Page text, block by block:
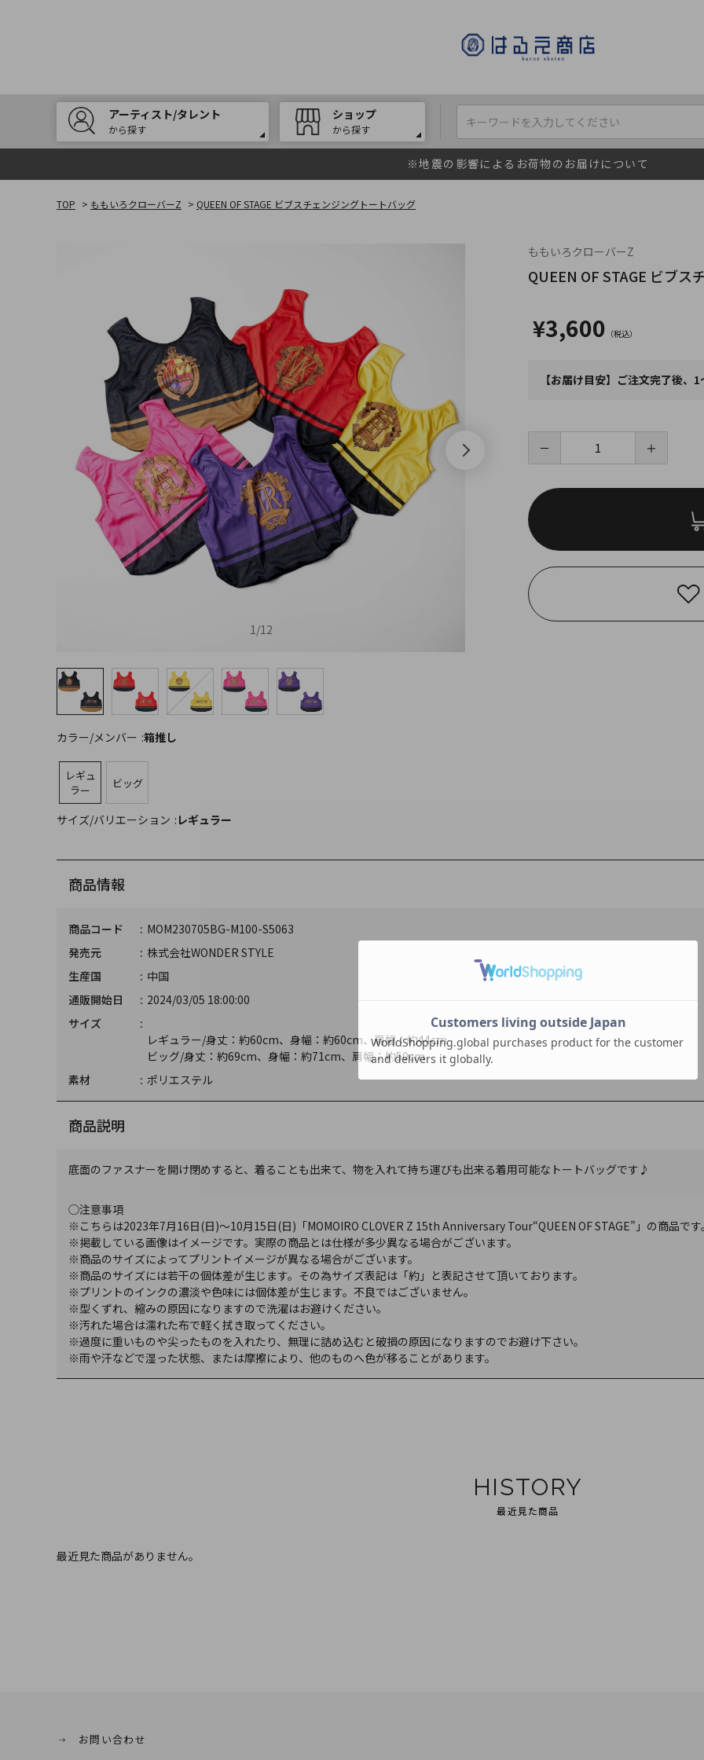
アーティスト/タレント
から探す
ショップ
から探す
※地震の影響によるお荷物のお届けについて
TOP > ももいろクローバーZ > QUEEN OF STAGE ビブスチェンジングトートバッグ
1/12
カラー/メンバー 箱推し
レギュ
ラー
ビッグ
サイズ/バリエーション レギュラー
ももいろクローバーZ
QUEEN OF STAGE ビブス
¥3,600
【お届け目安】ご注文完了後、
－ ＋
商品情報
商品コード
MOM230705BG-M100-S5063
発売元
株式会社WONDER STYLE
生産国
中国
通販開始日
2024/03/05 18:00:00
サイズ
レギュラー/身丈：約60cm、身幅：約60cm、肩幅：約44cm
ビッグ/身丈：約69cm、身幅：約71cm、肩幅：約50cm
素材
ポリエステル
商品説明
底面のファスナーを開け閉めすると、着ることも出来て、物を入れて持ち運びも出来る着用可能なトートバッグです♪
◯注意事項
※こちらは2023年7月16日(日)～10月15日(日)「MOMOIRO CLOVER Z 15th Anniversary Tour“QUEEN OF STAGE”」の商品です
※掲載している画像はイメージです。実際の商品とは仕様が多少異なる場合がございます。
※商品のサイズによってプリントイメージが異なる場合がございます。
※商品のサイズには若干の個体差が生じます。その為サイズ表記は「約」と表記させて頂いております。
※プリントのインクの濃淡や色味には個体差が生じます。不良ではございません。
※型くずれ、縮みの原因になりますので洗濯はお避けください。
※汚れた場合は濡れた布で軽く拭き取ってください。
※過度に重いものや尖ったものを入れたり、無理に詰め込むと破損の原因になりますのでお避け下さい。
※雨や汗などで湿った状態、または摩擦により、他のものへ色が移ることがあります。
HISTORY
最近見た商品
最近見た商品がありません。
お問い合わせ